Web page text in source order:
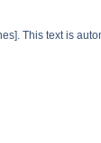
This text is